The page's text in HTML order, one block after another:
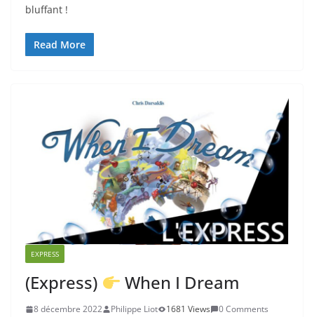
bluffant !
Read More
EXPRESS
(Express) When I Dream
8 décembre 2022 Philippe Liot 1681 Views
0 Comments